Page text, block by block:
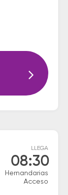
LLEGA
08:30
Hernandarias
Acceso